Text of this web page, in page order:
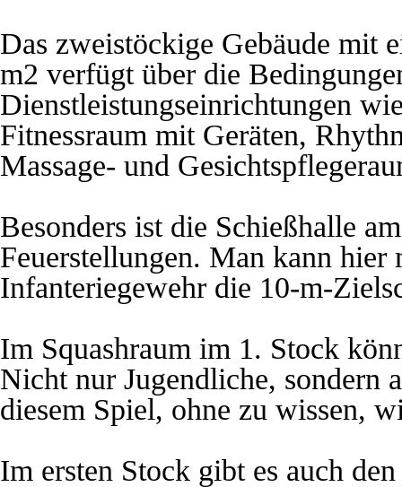
Das zweistöckige Gebäude mit
m2 verfügt über die
Dienstleistungseinrichtungen
Fitnessraum mit Geräten,
Massage- und
Besonders ist die Schießhalle
Feuerstellungen. Man kann hier
Infanteriegewehr die 10-m-
Im Squashraum im 1. Stock
Nicht nur Jugendliche, sondern
diesem Spiel, ohne zu wissen,
Im ersten Stock gibt es auch